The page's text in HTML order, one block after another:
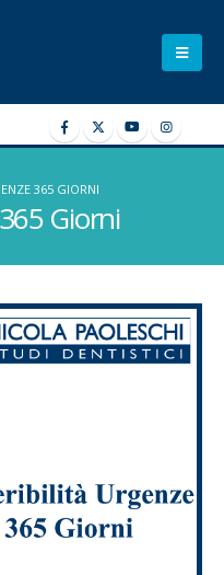
365 GIORNI
Giorni